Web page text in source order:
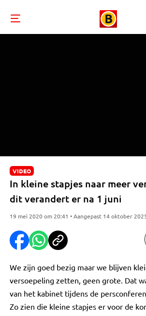
VIDEO
In kleine stapjes naar meer
dit verandert er na 1 juni
19 mei 2020 om 20:41 • Aangepast 14 oktober
We zijn goed bezig maar we blijven
versoepeling zetten, geen grote. Dat
van het kabinet tijdens de
Zo zien die kleine stapjes er voor de